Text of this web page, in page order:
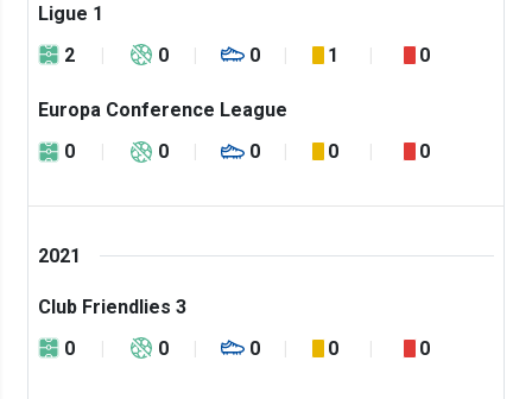
Ligue 1
2
0 0 1 0
Europa Conference League
0
0 0 0 0
2021
Club Friendlies 3
0
0 0 0 0